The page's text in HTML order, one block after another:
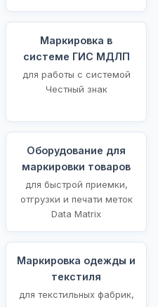
Маркировка в
системе ГИС МДЛП
для работы с системой
Честный знак
Оборудование для
маркировки товаров
для быстрой приемки,
отгрузки и печати меток
Data Matrix
Маркировка одежды и
текстиля
для текстильных фабрик,